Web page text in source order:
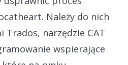
Należy do nich
Trados, narzędzie CAT
wspierające